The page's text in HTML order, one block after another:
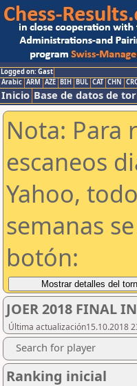
Logged on: Gast
Arabic ARM AZE BIH BUL CAT CHN
Inicio Base de datos de
Nota: Para
escaneos
Yahoo,
semanas
botón:
JOER 2018 FINAL
Última actualización15.10.2018
Search for player
Ranking inicial